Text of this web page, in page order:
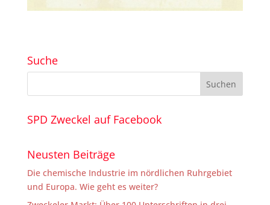
Suche
SPD Zweckel auf Facebook
Neusten Beiträge
Die chemische Industrie im nördlichen Ruhrgebiet
und Europa. Wie geht es weiter?